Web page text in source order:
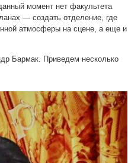
момент нет факультета
— создать отделение, где
атмосферы на сцене, а еще и
Бармак. Приведем несколько